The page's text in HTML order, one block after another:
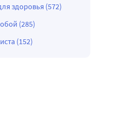
здоровья (572)
(285)
(152)